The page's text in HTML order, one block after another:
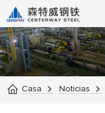
Casa Noticias